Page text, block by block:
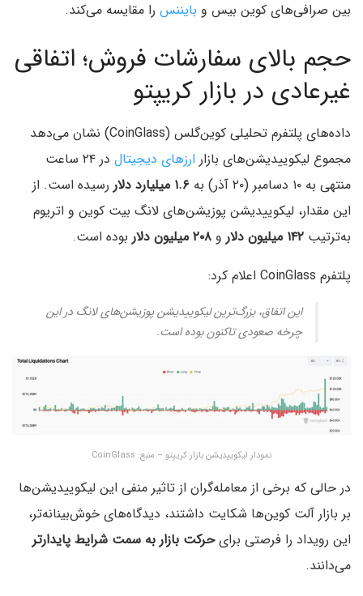
بین صرافی‌های کوین‌ بیس و بایننس را مقایسه می‌کند.
حجم بالای سفارشات فروش؛ اتفاقی
غیرعادی در بازار کریپتو
داده‌های پلتفرم تحلیلی کوین‌گلس (CoinGlass) نشان می‌دهد
مجموع لیکوییدیشن‌های بازار ارزهای دیجیتال
در ۲۴ ساعت
منتهی به ۱۰ دسامبر (۲۰ آذر) به
۱.۶ میلیارد دلار
رسیده است. از
این مقدار، لیکوییدیشن پوزیشن‌های لانگ بیت‌ کوین و اتریوم
به‌ترتیب ۱۴۲ میلیون دلار و ۲۰۸ میلیون دلار
بوده است.
پلتفرم CoinGlass اعلام کرد:
این اتفاق، بزرگ‌ترین لیکوییدیشن پوزیشن‌های لانگ در این
چرخه صعودی تاکنون بوده است.
نمودار لیکوییدیشن بازار کریپتو – منبع: CoinGlass
در حالی که برخی از معامله‌گران از تاثیر منفی این لیکوییدیشن‌ها
بر بازار آلت‌ کوین‌ها شکایت داشتند، دیدگاه‌های خوش‌بینانه‌تر،
این رویداد را فرصتی برایحرکت بازار به سمت شرایط پایدارتر
می‌دانند.